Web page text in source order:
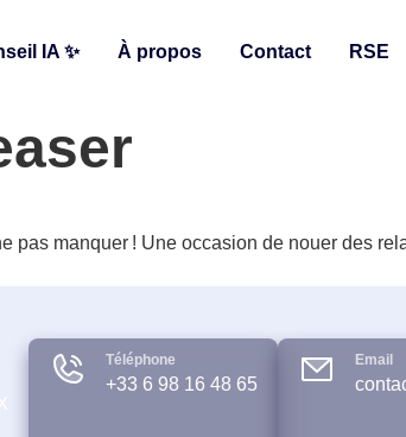
IA ✨ À propos Contact RSE
pas manquer ! Une occasion de nouer des
Téléphone
+33 6 98 16 48 65
Email